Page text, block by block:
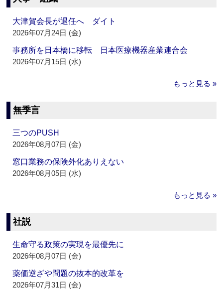
大津賀会長が退任へ ダイト
2026年07月24日 (金)
事務所を日本橋に移転 日本医療機器産業連合会
2026年07月15日 (水)
もっと見る »
無季言
三つのPUSH
2026年08月07日 (金)
窓口業務の保険外化ありえない
2026年08月05日 (水)
もっと見る »
社説
生命守る政策の実現を最優先に
2026年08月07日 (金)
薬価逆ざや問題の抜本的改革を
2026年07月31日 (金)